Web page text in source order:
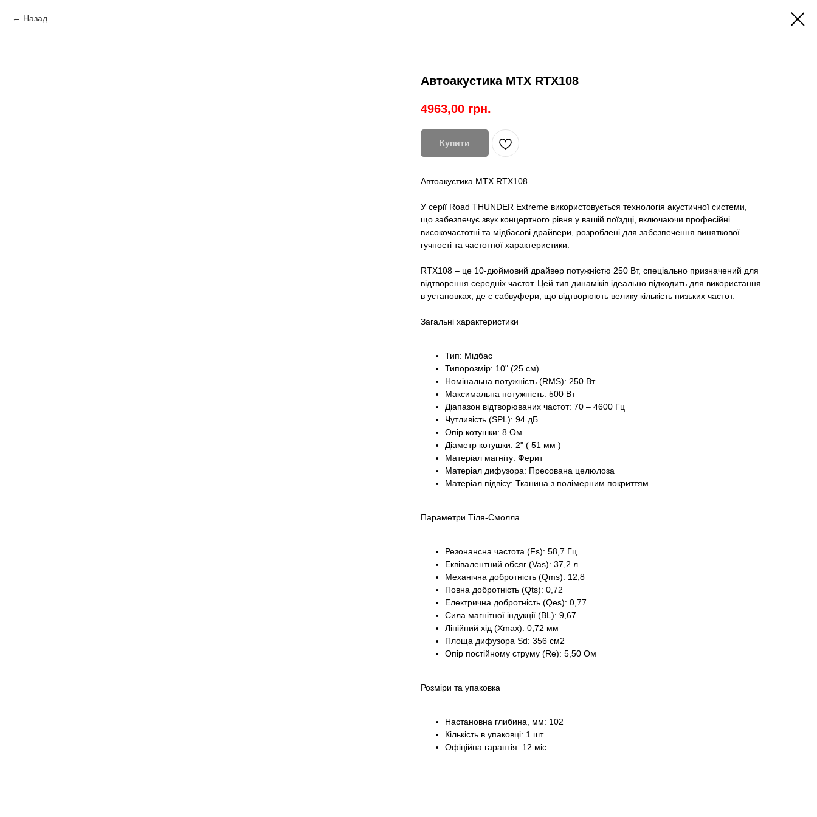
Назад
Автоакустика MTX RTX108
4963,00 грн.
Купити
Автоакустика MTX RTX108
У серії Road THUNDER Extreme використовується технологія акустичної системи,
що забезпечує звук концертного рівня у вашій поїздці, включаючи професійні
високочастотні та мідбасові драйвери, розроблені для забезпечення виняткової
гучності та частотної характеристики.
RTX108 – це 10-дюймовий драйвер потужністю 250 Вт, спеціально призначений для
відтворення середніх частот. Цей тип динаміків ідеально підходить для використання
в установках, де є сабвуфери, що відтворюють велику кількість низьких частот.
Загальні характеристики
Тип: Мідбас
Типорозмір: 10" (25 см)
Номінальна потужність (RMS): 250 Вт
Максимальна потужність: 500 Вт
Діапазон відтворюваних частот: 70 – 4600 Гц
Чутливість (SPL): 94 дБ
Опір котушки: 8 Ом
Діаметр котушки: 2" ( 51 мм )
Матеріал магніту: Ферит
Матеріал дифузора: Пресована целюлоза
Матеріал підвісу: Тканина з полімерним покриттям
Параметри Тіля-Смолла
Резонансна частота (Fs): 58,7 Гц
Еквівалентний обсяг (Vas): 37,2 л
Механічна добротність (Qms): 12,8
Повна добротність (Qts): 0,72
Електрична добротність (Qes): 0,77
Сила магнітної індукції (BL): 9,67
Лінійний хід (Xmax): 0,72 мм
Площа дифузора Sd: 356 см2
Опір постійному струму (Re): 5,50 Ом
Розміри та упаковка
Настановна глибина, мм: 102
Кількість в упаковці: 1 шт.
Офіційна гарантія: 12 міс